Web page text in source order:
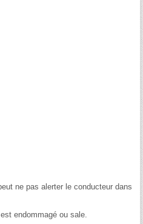
ne pas alerter le conducteur dans
endommagé ou sale.